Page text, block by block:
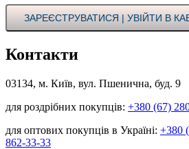
ЗАРЕЄСТРУВАТИСЯ | УВІЙТИ В
Контакти
03134, м. Київ, вул. Пшенична, буд. 9
для роздрібних покупців: +380 (67)
для оптових покупців в Україні: +380
862-33-33